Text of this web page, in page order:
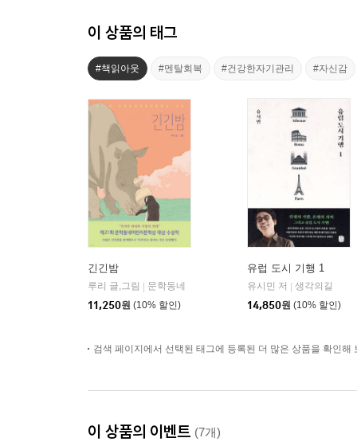
이 상품의 태그
#책읽아웃 #멘탈회복 #건강한자기관리 #자신감
긴긴밤
루리 글,그림
문학동네
11,250원 (10% 할인)
유럽 도시 기행 1
유시민 저
생각의길
14,850원 (10% 할인)
검색 페이지에서 선택된 태그에 등록된 더 많은 상품을 확인해
이 상품의 이벤트 (7개)